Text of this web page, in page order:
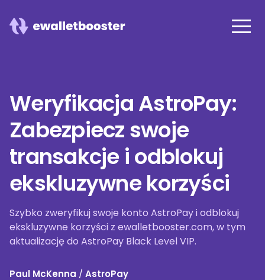
Weryfikacja AstroPay:
Zabezpiecz swoje
transakcje i odblokuj
ekskluzywne korzyści
Szybko zweryfikuj swoje konto AstroPay i odblokuj
ekskluzywne korzyści z ewalletbooster.com, w tym
aktualizację do AstroPay Black Level VIP.
Paul McKenna / AstroPay